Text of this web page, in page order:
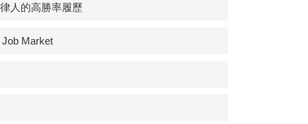
人的高勝率履歷
Job Market